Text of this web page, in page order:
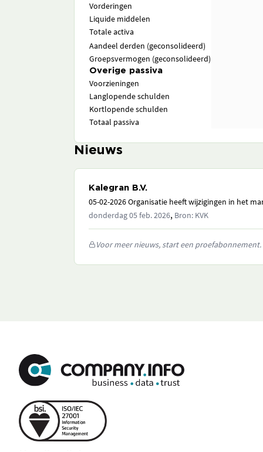
Vorderingen
Liquide middelen
Totale activa
Aandeel derden (geconsolideerd)
Groepsvermogen (geconsolideerd)
Overige passiva
Voorzieningen
Langlopende schulden
Kortlopende schulden
Totaal passiva
Nieuws
Kalegran B.V.
05-02-2026 Organisatie heeft wijzigingen in het
donderdag 05 feb. 2026, Bron: KVK
Voor meer nieuws, start een proefabonnement.